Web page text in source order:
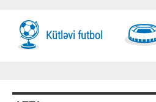
Kütləvi futbol